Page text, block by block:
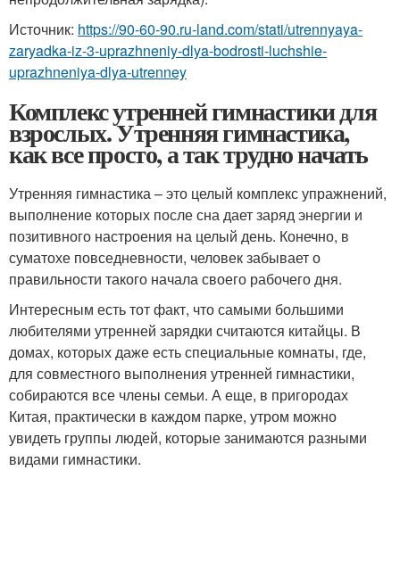
Источник: https://90-60-90.ru-land.com/stati/utrennyaya-
zaryadka-iz-3-uprazhneniy-dlya-bodrosti-luchshie-
uprazhneniya-dlya-utrenney
Комплекс утренней гимнастики для
взрослых. Утренняя гимнастика,
как все просто, а так трудно начать
Утренняя гимнастика – это целый комплекс упражнений,
выполнение которых после сна дает заряд энергии и
позитивного настроения на целый день. Конечно, в
суматохе повседневности, человек забывает о
правильности такого начала своего рабочего дня.
Интересным есть тот факт, что самыми большими
любителями утренней зарядки считаются китайцы. В
домах, которых даже есть специальные комнаты, где,
для совместного выполнения утренней гимнастики,
собираются все члены семьи. А еще, в пригородах
Китая, практически в каждом парке, утром можно
увидеть группы людей, которые занимаются разными
видами гимнастики.